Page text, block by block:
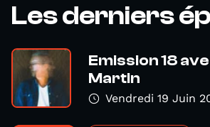
Les derniers
Emission 18
Martin
Vendredi 19 Juin